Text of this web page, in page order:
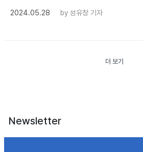
2024.05.28
by 성유창 기자
더 보기
Newsletter